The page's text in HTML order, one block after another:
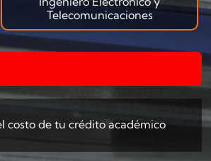
Telecomunicaciones
costo de tu crédito académico